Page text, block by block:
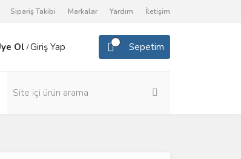
Sipariş Takibi Markalar Yardım İletişim
Ol /Giriş Yap Sepetim